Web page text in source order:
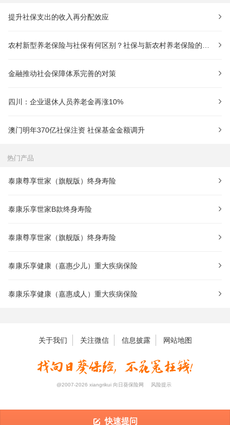
快速提问
提升社保支出的收入再分配效应
农村新型养老保险与社保有何区别？社保与新农村养老保险的区别有
金融推动社会保障体系完善的对策
四川：企业退休人员养老金再涨10%
澳门明年370亿社保注资 社保基金金额调升
热门产品
泰康尊享世家（旗舰版）终身寿险
泰康乐享世家B款终身寿险
泰康尊享世家（旗舰版）终身寿险
泰康乐享健康（嘉惠少儿）重大疾病保险
泰康乐享健康（嘉惠成人）重大疾病保险
关于我们 关注微信 信息披露 网站地图
@2007-2026 xiangrikui 向日葵保险网 风险提示